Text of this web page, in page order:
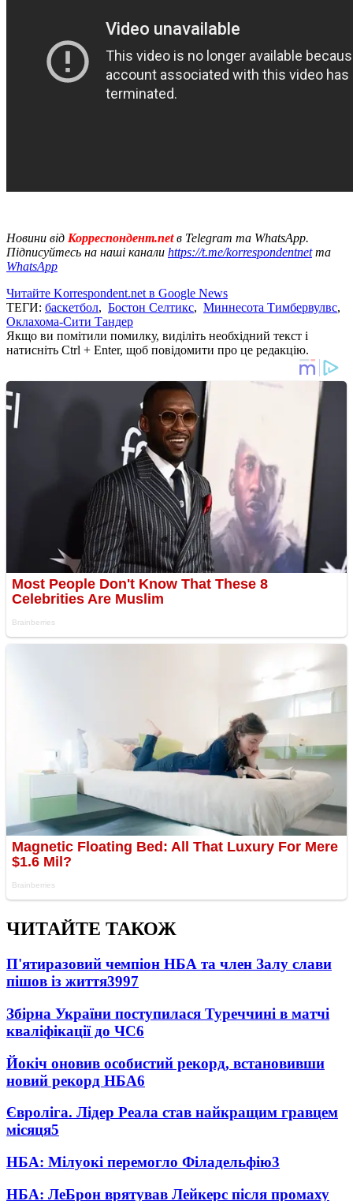
Новини від Корреспондент.netв Telegram та WhatsApp.
Підписуйтесь на наші канали https://t.me/korrespondentnetта
WhatsApp
Читайте Korrespondent.net в Google News
ТЕГИ: баскетбол, Бостон Селтикс, Миннесота Тимбервулвс,
Оклахома-Сити Тандер
Якщо ви помітили помилку, виділіть необхідний текст і
натисніть Ctrl + Enter, щоб повідомити про це редакцію.
ЧИТАЙТЕ ТАКОЖ
П'ятиразовий чемпіон НБА та член Залу слави
пішов із життя3997
Збірна України поступилася Туреччині в матчі
кваліфікації до ЧС6
Йокіч оновив особистий рекорд, встановивши
новий рекорд НБА6
Євроліга. Лідер Реала став найкращим гравцем
місяця5
НБА: Мілуокі перемогло Філадельфію3
НБА: ЛеБрон врятував Лейкерс після промаху